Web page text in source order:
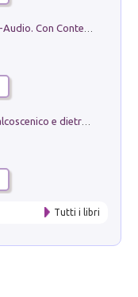
Tutti i libri